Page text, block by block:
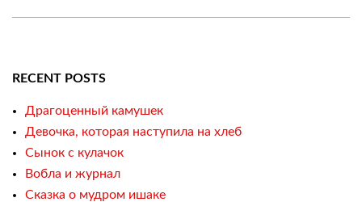
RECENT POSTS
Драгоценный камушек
Девочка, которая наступила на хлеб
Сынок с кулачок
Вобла и журнал
Сказка о мудром ишаке